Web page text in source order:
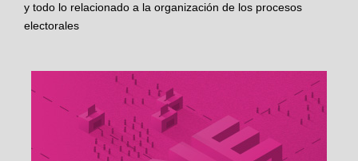
y todo lo relacionado a la organización de los procesos
electorales